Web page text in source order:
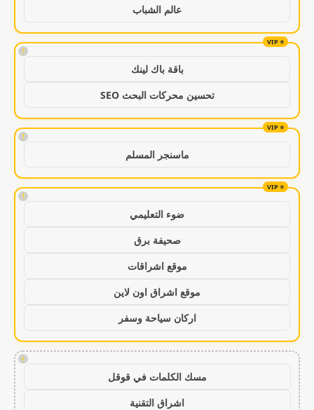
عالم الشباب
!
باقة باك لينك
تحسين محركات البحث SEO
!
ماسنجر المسلم
!
ضوء التعليمي
صحيفة برق
موقع اشراقات
موقع اشراق اون لاين
اركان سياحة وسفر
!
مسك الكلمات في قوقل
اشراق التقنية